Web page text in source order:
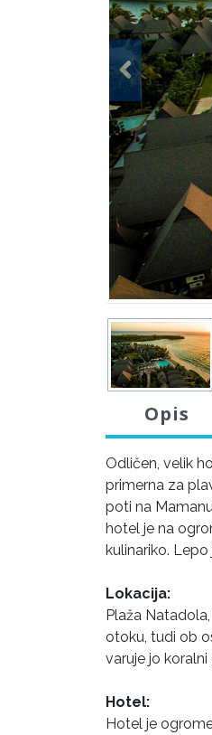
Opis
Odličen, velik
primerna za
poti na
hotel je na
kulinariko.
Lokacija:
Plaža
otoku, tudi ob
varuje jo koralni
Hotel:
Hotel je